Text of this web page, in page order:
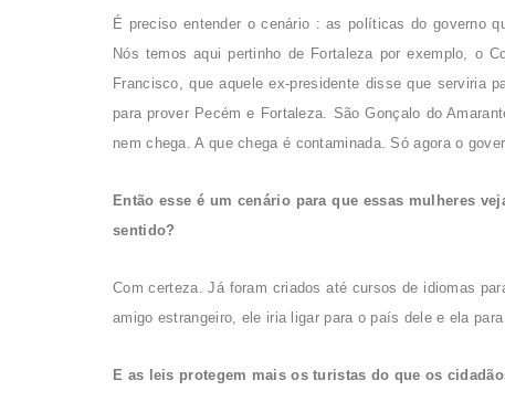
É preciso entender o cenário : as políticas do governo
Nós temos aqui pertinho de Fortaleza por exemplo, o
Francisco, que aquele ex-presidente disse que serviria
para prover Pecém e Fortaleza. São Gonçalo do
nem chega. A que chega é contaminada. Só agora o
Então esse é um cenário para que essas mulheres
sentido?
Com certeza. Já foram criados até cursos de idiomas
amigo estrangeiro, ele iria ligar para o país dele e ela
E as leis protegem mais os turistas do que os